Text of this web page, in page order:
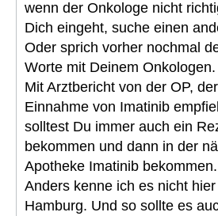
wenn der Onkologe nicht
Dich eingeht, suche einen
Oder sprich vorher nochmal
Worte mit Deinem Onkologen.
Mit Arztbericht von der OP,
Einnahme von Imatinib
solltest Du immer auch ein
bekommen und dann in der
Apotheke Imatinib bekommen.
Anders kenne ich es nicht hier
Hamburg. Und so sollte es